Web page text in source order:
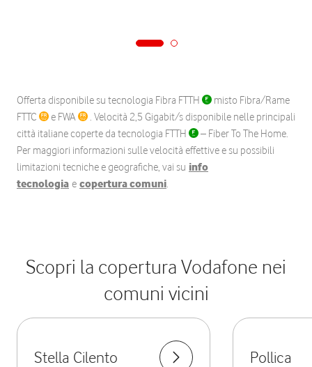
Offerta disponibile su tecnologia Fibra FTTH
misto Fibra/Rame
FTTC
e FWA
. Velocità 2,5 Gigabit/s disponibile nelle principali
città italiane coperte da tecnologia FTTH
– Fiber To The Home.
Per maggiori informazioni sulle velocità effettive e su possibili
limitazioni tecniche e geografiche, vai su info
tecnologia e copertura comuni.
Scopri la copertura Vodafone nei
comuni vicini
Stella Cilento Pollica